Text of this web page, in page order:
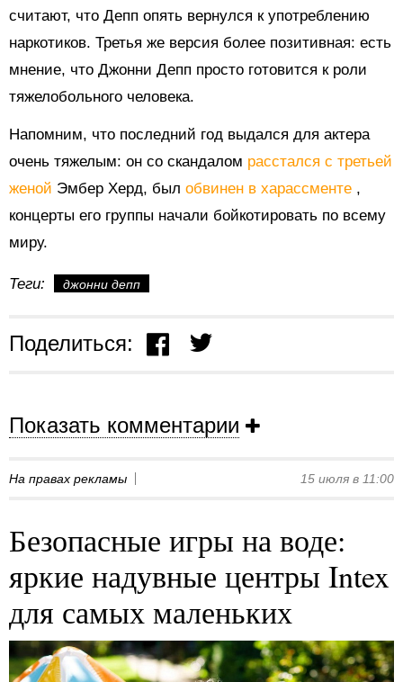
считают, что Депп опять вернулся к употреблению
наркотиков. Третья же версия более позитивная: есть
мнение, что Джонни Депп просто готовится к роли
тяжелобольного человека.
Напомним, что последний год выдался для актера
очень тяжелым: он со скандалом расстался с третьей
женой Эмбер Херд, был обвинен в харассменте ,
концерты его группы начали бойкотировать по всему
миру.
Теги: джонни депп
Поделиться:
Показать комментарии
На правах рекламы 15 июля в 11:00
Безопасные игры на воде:
яркие надувные центры Intex
для самых маленьких